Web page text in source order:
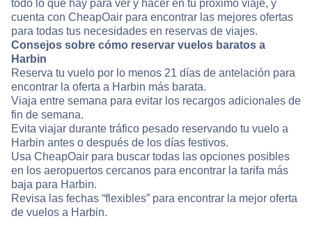
todo lo que hay para ver y hacer en tu próximo viaje, y
cuenta con CheapOair para encontrar las mejores ofertas
para todas tus necesidades en reservas de viajes.
Consejos sobre cómo reservar vuelos baratos a
Harbin
Reserva tu vuelo por lo menos 21 días de antelación para
encontrar la oferta a Harbin más barata.
Viaja entre semana para evitar los recargos adicionales de
fin de semana.
Evita viajar durante tráfico pesado reservando tu vuelo a
Harbin antes o después de los días festivos.
Usa CheapOair para buscar todas las opciones posibles
en los aeropuertos cercanos para encontrar la tarifa más
baja para Harbin.
Revisa las fechas “flexibles” para encontrar la mejor oferta
de vuelos a Harbin.